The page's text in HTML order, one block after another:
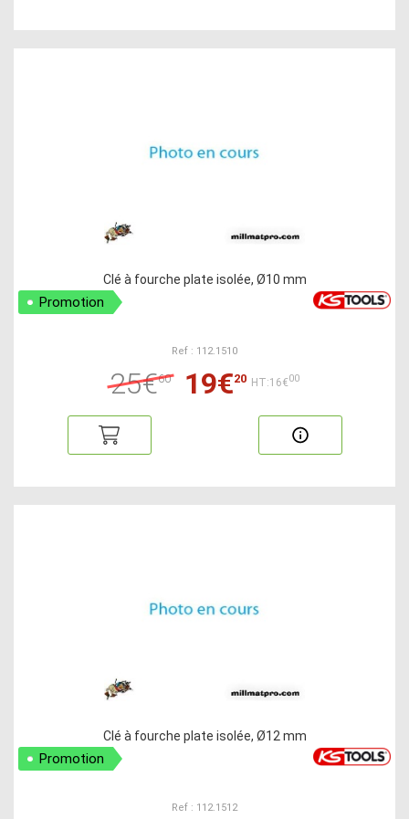
Clé à fourche plate isolée, Ø10 mm
Promotion
Ref : 112.1510
25€60 19€20 HT:16€00
Clé à fourche plate isolée, Ø12 mm
Promotion
Ref : 112.1512